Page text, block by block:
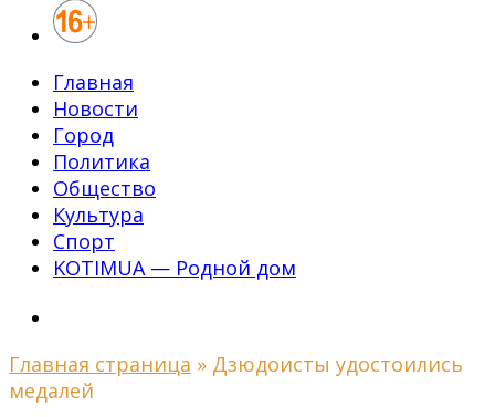
Главная
Новости
Город
Политика
Общество
Культура
Спорт
KOTIMUA — Родной дом
Главная страница » Дзюдоисты удостоились
медалей